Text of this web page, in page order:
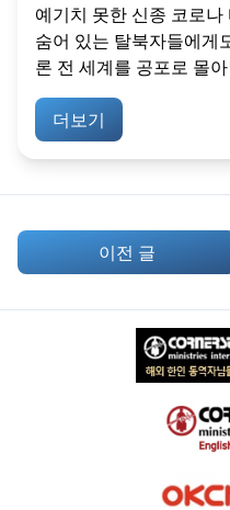
예기치 못한 신종 코로
숨어 있는 탈북자들에게
론 전 세계를 공포로 몰
더보기
이전 글